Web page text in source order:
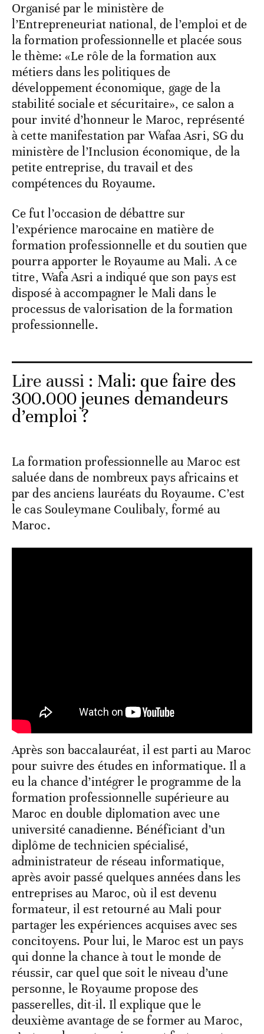
Organisé par le ministère de
l’Entrepreneuriat national, de l’emploi et de
la formation professionnelle et placée sous
le thème: «Le rôle de la formation aux
métiers dans les politiques de
développement économique, gage de la
stabilité sociale et sécuritaire», ce salon a
pour invité d’honneur le Maroc, représenté
à cette manifestation par Wafaa Asri, SG du
ministère de l’Inclusion économique, de la
petite entreprise, du travail et des
compétences du Royaume.
Ce fut l’occasion de débattre sur
l’expérience marocaine en matière de
formation professionnelle et du soutien que
pourra apporter le Royaume au Mali. A ce
titre, Wafa Asri a indiqué que son pays est
disposé à accompagner le Mali dans le
processus de valorisation de la formation
professionnelle.
Lire aussi : Mali: que faire des
300.000 jeunes demandeurs
d’emploi ?
La formation professionnelle au Maroc est
saluée dans de nombreux pays africains et
par des anciens lauréats du Royaume. C’est
le cas Souleymane Coulibaly, formé au
Maroc.
Après son baccalauréat, il est parti au Maroc
pour suivre des études en informatique. Il a
eu la chance d’intégrer le programme de la
formation professionnelle supérieure au
Maroc en double diplomation avec une
université canadienne. Bénéficiant d’un
diplôme de technicien spécialisé,
administrateur de réseau informatique,
après avoir passé quelques années dans les
entreprises au Maroc, où il est devenu
formateur, il est retourné au Mali pour
partager les expériences acquises avec ses
concitoyens. Pour lui, le Maroc est un pays
qui donne la chance à tout le monde de
réussir, car quel que soit le niveau d’une
personne, le Royaume propose des
passerelles, dit-il. Il explique que le
deuxième avantage de se former au Maroc,